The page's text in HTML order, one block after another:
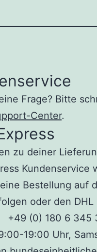
Frage? Bitte
Center.
zu deiner
Kundenservice
Bestellung auf
oder den DHL
+49 (0) 180 6 345
19:00 Uhr,